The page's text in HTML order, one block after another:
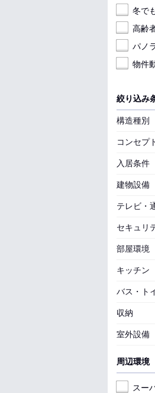
冬で
高齢
パノ
物件
絞り込み
構造種別
コンセプ
入居条件
建物設備
テレビ・
セキュリ
部屋環境
キッチン
バス・ト
収納
室外設備
周辺環境
スー